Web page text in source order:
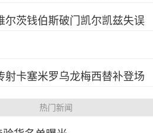
茨钱伯斯破门凯尔凯兹失误
卡塞米罗乌龙梅西替补登场
热门新闻